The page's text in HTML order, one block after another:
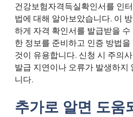
건강보험자격득실확인서를 인
법에 대해 알아보았습니다. 이
하게 자격 확인서를 발급받을
한 정보를 준비하고 인증 방법
것이 유용합니다. 신청 시 주의
발급 지연이나 오류가 발생하지
니다.
추가로 알면 도움